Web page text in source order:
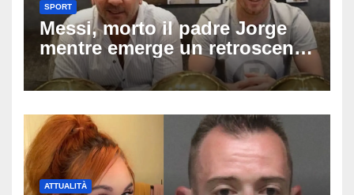
SPORT
Messi, morto il padre Jorge
mentre emerge un retroscena
choc: le minacce di morte al
fuoriclasse durante i Mondiali
ATTUALITÀ